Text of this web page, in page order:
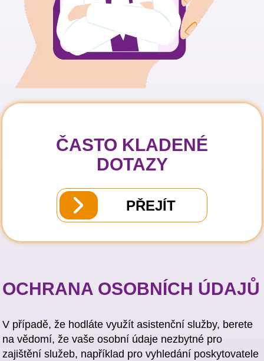
ČASTO KLADENÉ
DOTAZY
PŘEJÍT
OCHRANA OSOBNÍCH ÚDAJŮ
V případě, že hodláte využít asistenční služby, berete
na vědomí, že vaše osobní údaje nezbytné pro
zajištění služeb, například pro vyhledání poskytovatele